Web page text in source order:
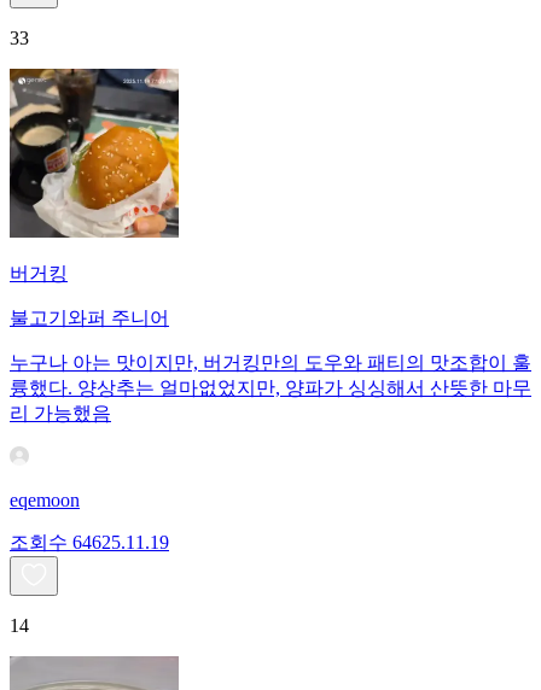
33
버거킹
불고기와퍼 주니어
누구나 아는 맛이지만, 버거킹만의 도우와 패티의 맛조합이 훌
륭했다. 양상추는 얼마없었지만, 양파가 싱싱해서 산뜻한 마무
리 가능했음
eqemoon
조회수 64625.11.19
14